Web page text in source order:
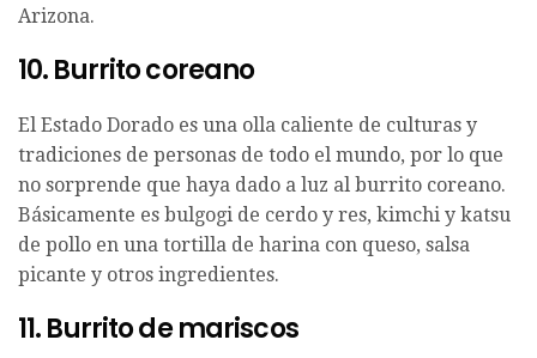
Arizona.
10. Burrito coreano
El Estado Dorado es una olla caliente de culturas y
tradiciones de personas de todo el mundo, por lo que
no sorprende que haya dado a luz al burrito coreano.
Básicamente es bulgogi de cerdo y res, kimchi y katsu
de pollo en una tortilla de harina con queso, salsa
picante y otros ingredientes.
11. Burrito de mariscos